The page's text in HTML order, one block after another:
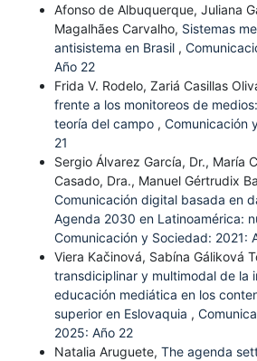
Afonso de Albuquerque, Juliana
Magalhães Carvalho, Sistemas
antisistema en Brasil ,
Año 22
Frida V. Rodelo, Zariá Casillas
frente a los monitoreos de
teoría del campo , Comunicación
21
Sergio Álvarez García, Dr., María
Casado, Dra., Manuel Gértrudix
Comunicación digital basada en
Agenda 2030 en Latinoamérica:
Comunicación y Sociedad: 2021:
Viera Kačinová, Sabína Gáliková
transdiciplinar y multimodal de la
educación mediática en los
superior en Eslovaquia ,
2025: Año 22
Natalia Aruguete, The agenda